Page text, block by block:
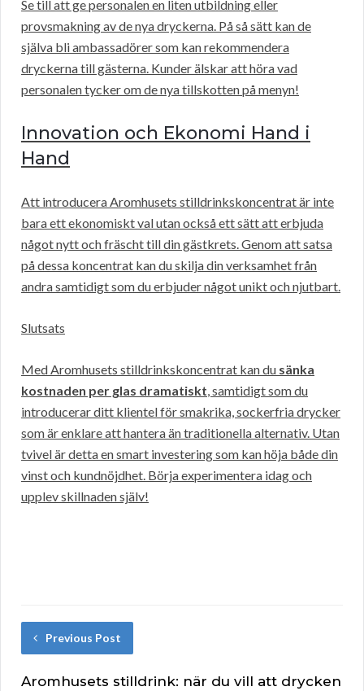
Se till att ge personalen en liten utbildning eller
provsmakning av de nya dryckerna. På så sätt kan de
själva bli ambassadörer som kan rekommendera
dryckerna till gästerna. Kunder älskar att höra vad
personalen tycker om de nya tillskotten på menyn!
Innovation och Ekonomi Hand i
Hand
Att introducera Aromhusets stilldrinkskoncentrat är inte
bara ett ekonomiskt val utan också ett sätt att erbjuda
något nytt och fräscht till din gästkrets. Genom att satsa
på dessa koncentrat kan du skilja din verksamhet från
andra samtidigt som du erbjuder något unikt och njutbart.
Slutsats
Med Aromhusets stilldrinkskoncentrat kan du sänka
kostnaden per glas dramatiskt, samtidigt som du
introducerar ditt klientel för smakrika, sockerfria drycker
som är enklare att hantera än traditionella alternativ. Utan
tvivel är detta en smart investering som kan höja både din
vinst och kundnöjdhet. Börja experimentera idag och
upplev skillnaden själv!
Previous Post
Aromhusets stilldrink: när du vill att drycken